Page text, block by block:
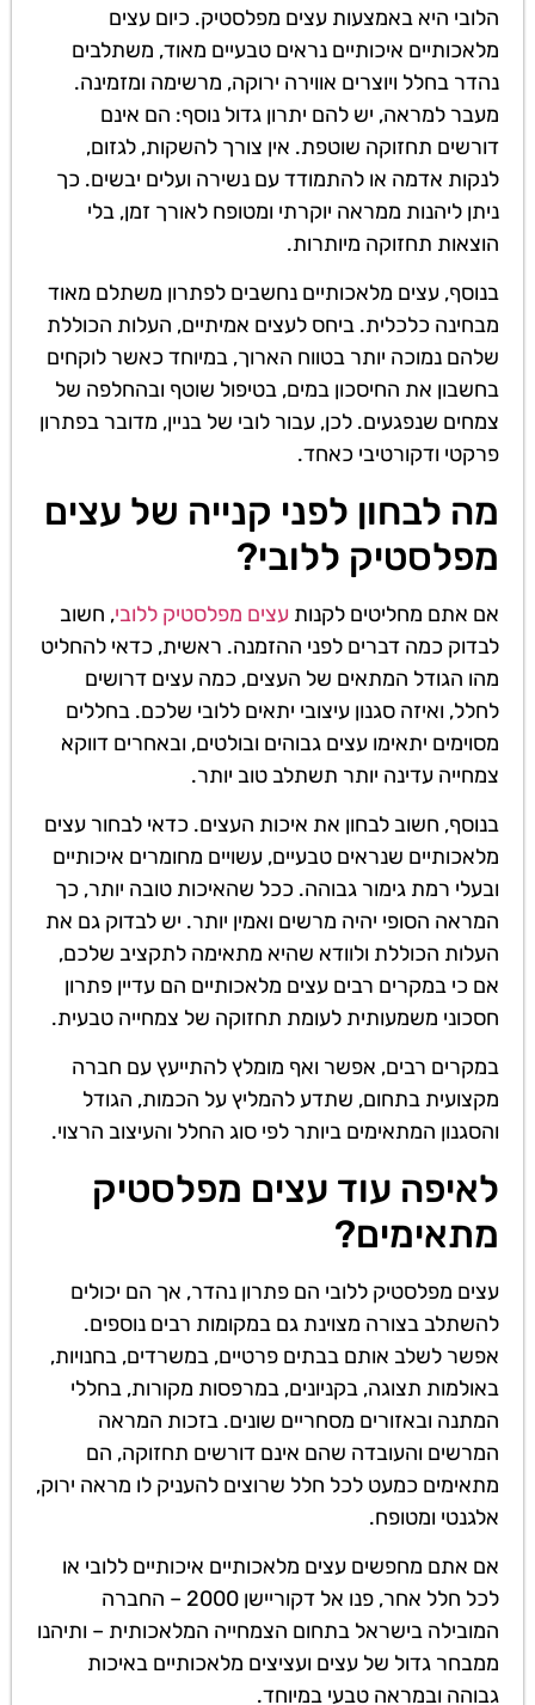
הלובי היא באמצעות עצים מפלסטיק. כיום עצים
מלאכותיים איכותיים נראים טבעיים מאוד, משתלבים
נהדר בחלל ויוצרים אווירה ירוקה, מרשימה ומזמינה.
מעבר למראה, יש להם יתרון גדול נוסף: הם אינם
דורשים תחזוקה שוטפת. אין צורך להשקות, לגזום,
לנקות אדמה או להתמודד עם נשירה ועלים יבשים. כך
ניתן ליהנות ממראה יוקרתי ומטופח לאורך זמן, בלי
הוצאות תחזוקה מיותרות.
בנוסף, עצים מלאכותיים נחשבים לפתרון משתלם מאוד
מבחינה כלכלית. ביחס לעצים אמיתיים, העלות הכוללת
שלהם נמוכה יותר בטווח הארוך, במיוחד כאשר לוקחים
בחשבון את החיסכון במים, בטיפול שוטף ובהחלפה של
צמחים שנפגעים. לכן, עבור לובי של בניין, מדובר בפתרון
פרקטי ודקורטיבי כאחד.
מה לבחון לפני קנייה של עצים
מפלסטיק ללובי?
אם אתם מחליטים לקנות עצים מפלסטיק ללובי, חשוב
לבדוק כמה דברים לפני ההזמנה. ראשית, כדאי להחליט
מהו הגודל המתאים של העצים, כמה עצים דרושים
לחלל, ואיזה סגנון עיצובי יתאים ללובי שלכם. בחללים
מסוימים יתאימו עצים גבוהים ובולטים, ובאחרים דווקא
צמחייה עדינה יותר תשתלב טוב יותר.
בנוסף, חשוב לבחון את איכות העצים. כדאי לבחור עצים
מלאכותיים שנראים טבעיים, עשויים מחומרים איכותיים
ובעלי רמת גימור גבוהה. ככל שהאיכות טובה יותר, כך
המראה הסופי יהיה מרשים ואמין יותר. יש לבדוק גם את
העלות הכוללת ולוודא שהיא מתאימה לתקציב שלכם,
אם כי במקרים רבים עצים מלאכותיים הם עדיין פתרון
חסכוני משמעותית לעומת תחזוקה של צמחייה טבעית.
במקרים רבים, אפשר ואף מומלץ להתייעץ עם חברה
מקצועית בתחום, שתדע להמליץ על הכמות, הגודל
והסגנון המתאימים ביותר לפי סוג החלל והעיצוב הרצוי.
לאיפה עוד עצים מפלסטיק
מתאימים?
עצים מפלסטיק ללובי הם פתרון נהדר, אך הם יכולים
להשתלב בצורה מצוינת גם במקומות רבים נוספים.
אפשר לשלב אותם בבתים פרטיים, במשרדים, בחנויות,
באולמות תצוגה, בקניונים, במרפסות מקורות, בחללי
המתנה ובאזורים מסחריים שונים. בזכות המראה
המרשים והעובדה שהם אינם דורשים תחזוקה, הם
מתאימים כמעט לכל חלל שרוצים להעניק לו מראה ירוק,
אלגנטי ומטופח.
אם אתם מחפשים עצים מלאכותיים איכותיים ללובי או
לכל חלל אחר, פנו אל דקוריישן 2000 – החברה
המובילה בישראל בתחום הצמחייה המלאכותית – ותיהנו
ממבחר גדול של עצים ועציצים מלאכותיים באיכות
גבוהה ובמראה טבעי במיוחד.